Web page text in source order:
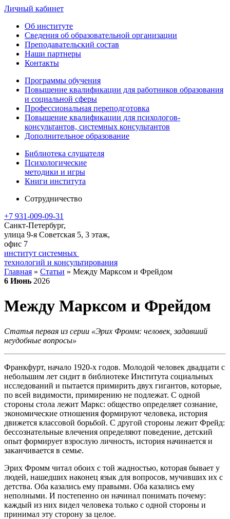
Личный кабинет
Об институте
Сведения об образовательной организации
Преподавательский состав
Наши партнеры
Контакты
Программы обучения
Повышение квалификации для работников образования
и социальной сферы
Профессиональная переподготовка
Повышение квалификации для психологов-
консультантов, системных консультантов
Дополнительное образование
Библиотека слушателя
Психологические
методики и игры
Книги института
Сотрудничество
+7 931-009-09-31
Санкт-Петербург,
улица 9-я Советская 5​, 3 этаж,
офис 7
институт системных
технологий и консультирования
Главная » Статьи » Между Марксом и Фрейдом
6 Июнь 2026
Между Марксом и Фрейдом
Статья первая из серии «Эрих Фромм: человек, задавший
неудобные вопросы»
Франкфурт, начало 1920-х годов. Молодой человек двадцати с
небольшим лет сидит в библиотеке Института социальных
исследований и пытается примирить двух гигантов, которые,
по всей видимости, примирению не подлежат. С одной
стороны стола лежит Маркс: общество определяет сознание,
экономические отношения формируют человека, история
движется классовой борьбой. С другой стороны лежит Фрейд:
бессознательные влечения определяют поведение, детский
опыт формирует взрослую личность, история начинается и
заканчивается в семье.
Эрих Фромм читал обоих с той жадностью, которая бывает у
людей, нашедших наконец язык для вопросов, мучивших их с
детства. Оба казались ему правыми. Оба казались ему
неполными. И постепенно он начинал понимать почему:
каждый из них видел человека только с одной стороны и
принимал эту сторону за целое.